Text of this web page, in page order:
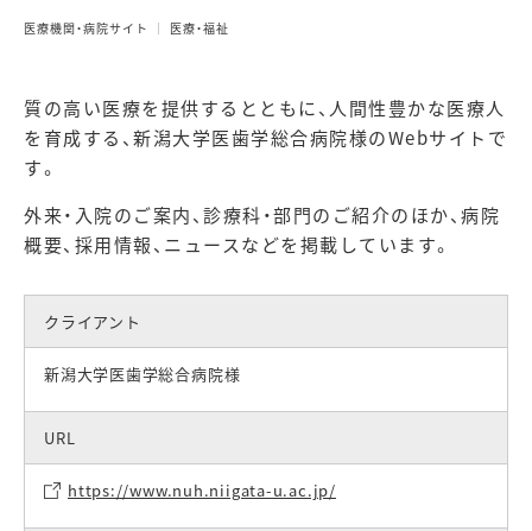
医療機関・病院サイト 医療・福祉
質の高い医療を提供するとともに、人間性豊かな医療人
を育成する、新潟大学医歯学総合病院様のWebサイトで
す。
外来・入院のご案内、診療科・部門のご紹介のほか、病院
概要、採用情報、ニュースなどを掲載しています。
クライアント
新潟大学医歯学総合病院様
URL
https://www.nuh.niigata-u.ac.jp/